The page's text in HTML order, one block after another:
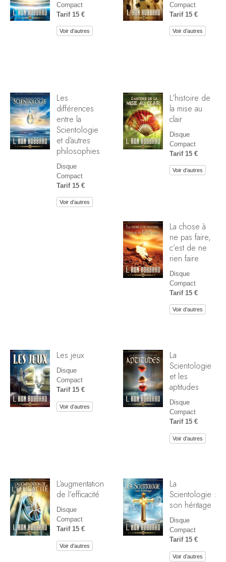
Compact
Tarif 15 €
Voir d’autres
Compact
Tarif 15 €
Voir d’autres
Les
différences
entre la
Scientologie
et d’autres
philosophies
Disque
Compact
Tarif 15 €
Voir d’autres
L’histoire de
la mise au
clair
Disque
Compact
Tarif 15 €
Voir d’autres
La chose à
ne pas faire,
c’est de ne
rien faire
Disque
Compact
Tarif 15 €
Voir d’autres
Les jeux
Disque
Compact
Tarif 15 €
Voir d’autres
La
Scientologie
et les
aptitudes
Disque
Compact
Tarif 15 €
Voir d’autres
L’augmentation
de l’efficacité
Disque
Compact
Tarif 15 €
Voir d’autres
La
Scientologie :
son héritage
Disque
Compact
Tarif 15 €
Voir d’autres